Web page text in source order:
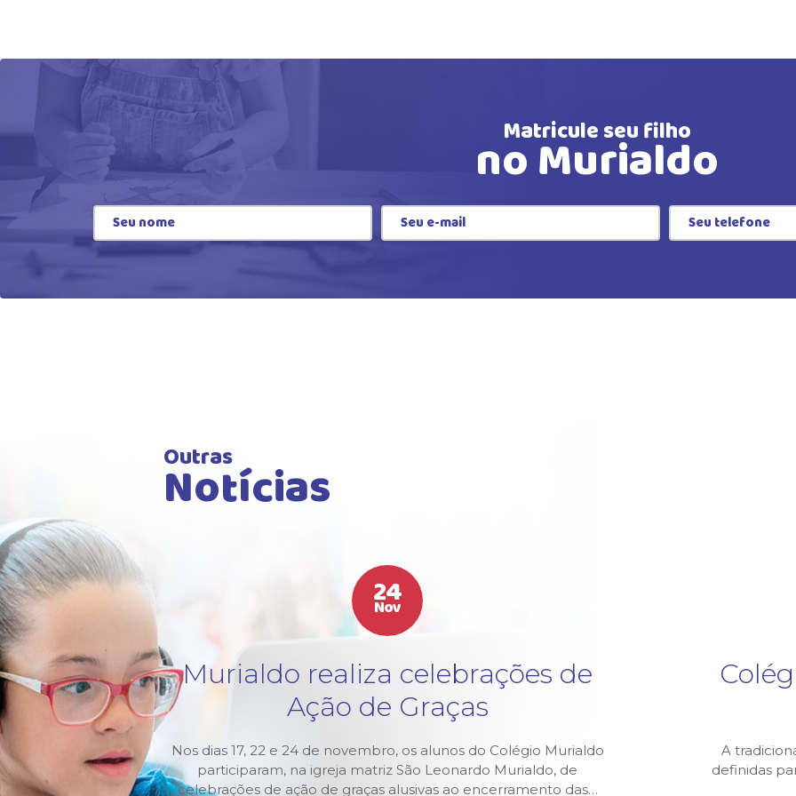
Matricule seu filho
no Murialdo
Outras
Notícias
pela
24
Nov
Murialdo realiza celebrações de
Ação de Graças
Nos dias 17, 22 e 24 de novembro, os alunos do Colégio Murialdo
participaram, na igreja matriz São Leonardo Murialdo, de
celebrações de ação de graças alusivas ao encerramento das…
A
definidas